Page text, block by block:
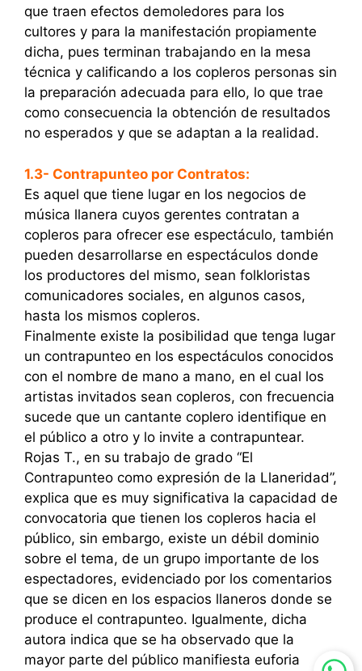
que traen efectos demoledores para los
cultores y para la manifestación propiamente
dicha, pues terminan trabajando en la mesa
técnica y calificando a los copleros personas sin
la preparación adecuada para ello, lo que trae
como consecuencia la obtención de resultados
no esperados y que se adaptan a la realidad.
1.3- Contrapunteo por Contratos:
Es aquel que tiene lugar en los negocios de
música llanera cuyos gerentes contratan a
copleros para ofrecer ese espectáculo, también
pueden desarrollarse en espectáculos donde
los productores del mismo, sean folkloristas
comunicadores sociales, en algunos casos,
hasta los mismos copleros.
Finalmente existe la posibilidad que tenga lugar
un contrapunteo en los espectáculos conocidos
con el nombre de mano a mano, en el cual los
artistas invitados sean copleros, con frecuencia
sucede que un cantante coplero identifique en
el público a otro y lo invite a contrapuntear.
Rojas T., en su trabajo de grado “El
Contrapunteo como expresión de la Llaneridad”,
explica que es muy significativa la capacidad de
convocatoria que tienen los copleros hacia el
público, sin embargo, existe un débil dominio
sobre el tema, de un grupo importante de los
espectadores, evidenciado por los comentarios
que se dicen en los espacios llaneros donde se
produce el contrapunteo. Igualmente, dicha
autora indica que se ha observado que la
mayor parte del público manifiesta euforia